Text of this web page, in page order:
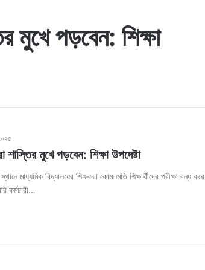
মুখে পড়বেন: শিক্ষা
শাস্তির মুখে পড়বেন: শিক্ষা উপদেষ্টা
মাধ্যমিক বিদ্যালয়ের শিক্ষকরা কোমলমতি শিক্ষার্থীদের পরীক্ষা বন্ধ করে
কর্মচারী…